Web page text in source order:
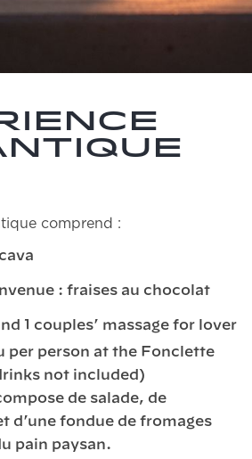
comprend :
: fraises au chocolat
1 couples’ massage for lover
per person at the Fonclette
not included)
de salade, de
d’une fondue de fromages
pain paysan.